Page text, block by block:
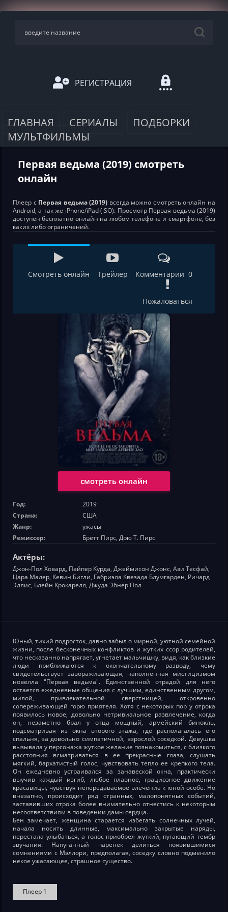
РЕГИСТРАЦИЯ
ГЛАВНАЯ СЕРИАЛЫ
ПОДБОРКИ
МУЛЬТФИЛЬМЫ
Первая ведьма (2019) смотреть
онлайн
Плеер с Первая ведьма (2019) всегда можно смотреть онлайн на
Android, а так же iPhone/iPad (iSO). Просмотр Первая ведьма (2019)
доступен бесплатно онлайн на любом телефоне и смартфоне, без
каких либо ограничений.
Смотреть онлайн Трейлер Комментарии 0
Пожаловаться
смотреть онлайн
Год:
2019
Страна:
США
Жанр:
ужасы
Режиссер:
Бретт Пирс, Дрю Т. Пирс
Актёры:
Джон-Пол Ховард, Пайпер Курда, Джеймисон Джонс, Ази Тесфай,
Цара Малер, Кевин Бигли, Габриэла Квезада Блумгарден, Ричард
Эллис, Блейн Крокарелл, Джуда Эбнер Пол
Юный, тихий подросток, давно забыл о мирной, уютной семейной
жизни, после бесконечных конфликтов и жутких ссор родителей,
что несказанно напрягает, угнетает мальчишку, видя, как близкие
люди приближаются к окончательному разводу, чему
свидетельствует завораживающая, наполненная мистицизмом
новелла "Первая ведьма". Единственной отрадой для него
остается ежедневные общения с лучшим, единственным другом,
милой, привлекательной сверстницей, откровенно
сопереживающей горю приятеля. Хотя с некоторых пор у отрока
появилось новое, довольно нетривиальное развлечение, когда
он, незаметно брал у отца мощный, армейский бинокль,
подсматривая из окна второго этажа, где располагалась его
спальня, за довольно симпатичной, взрослой соседкой. Девушка
вызывала у персонажа жуткое желание познакомиться, с близкого
расстояния всматриваться в ее прекрасные глаза, слушать
мягкий, бархатистый голос, чувствовать тепло ее крепкого тела.
Он ежедневно устраивался за занавеской окна, практически
выучив каждый изгиб, любое плавное, грациозное движение
красавицы, чувствуя непередаваемое влечение к юной особе. Но
внезапно, происходит ряд странных, малопонятных событий,
заставивших отрока более внимательно отнестись к некоторым
несоответствиям в поведении дамы сердца.
Бен замечает, женщина старается избегать солнечных лучей,
начала носить длинные, максимально закрытые наряды,
перестала улыбаться, а голос приобрел жуткий, пугающий тембр
звучания. Напуганный паренек делиться появившимися
сомнениями с Мэллори, предполагая, соседку словно подменило
некое ужасающее, страшное существо.
Плеер 1